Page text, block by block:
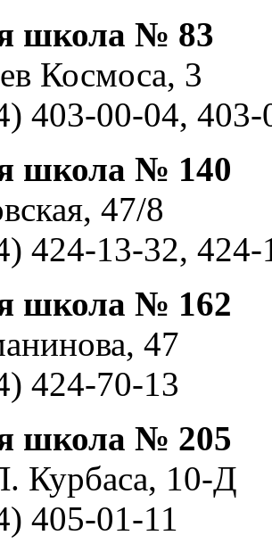
школа № 83
Космоса, 3
403-00-04, 403-
школа № 140
47/8
424-13-32, 424-
школа № 162
47
424-70-13
школа № 205
Курбаса, 10-Д
405-01-11